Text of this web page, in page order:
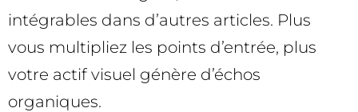
intégrables dans d’autres articles. Plus
vous multipliez les points d’entrée, plus
votre actif visuel génère d’échos
organiques.